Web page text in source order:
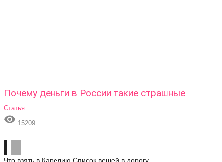
Почему деньги в России такие страшные
Статья
 15209
Что взять в Карелию Список вещей в дорогу